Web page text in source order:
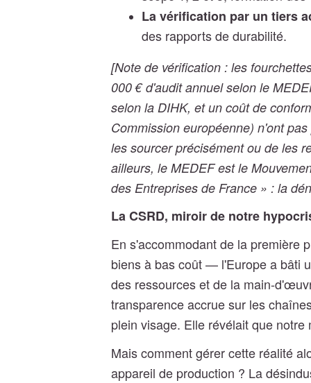
La vérification par un tiers
des rapports de durabilité.
[Note de vérification : les
000 € d'audit annuel selon le
selon la DIHK, et un coût de
Commission européenne) n'ont
les sourcer précisément ou de les
ailleurs, le MEDEF est le
des Entreprises de France » : la
La CSRD, miroir de notre
En s'accommodant de la première
biens à bas coût — l'Europe a bâti
des ressources et de la main-
transparence accrue sur les
plein visage. Elle révélait que
Mais comment gérer cette réalité
appareil de production ? La